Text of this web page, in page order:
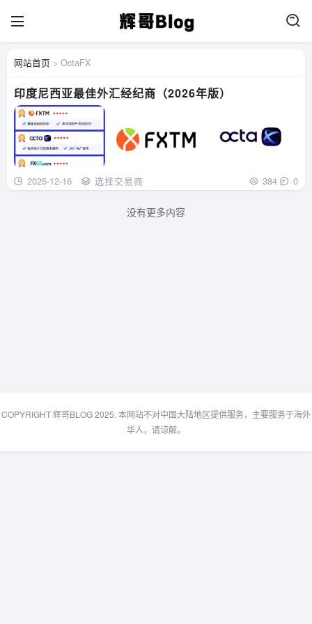
网站首页 > OctaFX
印度尼西亚最佳外汇经纪商（2026年版）
2025-12-16 选择交易商 384 0
没有更多内容
COPYRIGHT 辉哥BLOG 2025. 本网站不对中国大陆地区提供服务，主要服务于海外
华人，请谅解。